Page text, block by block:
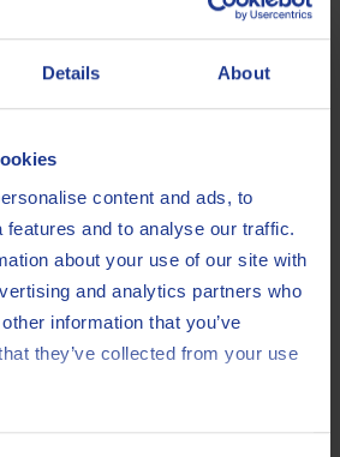
Details About
content and ads, to
features and to analyse our traffic.
about your use of our site with
and analytics partners who
information that you’ve
they’ve collected from your use
GEK 120498
GEK 121608
GEK 28143
GEK 32568h
GEK 46506
6743-5 L-TGE